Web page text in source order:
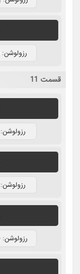
رزولوشن: Bluray
قسمت 11
رزولوشن: 480p
رزولوشن: 720p
رزولوشن: 1080p